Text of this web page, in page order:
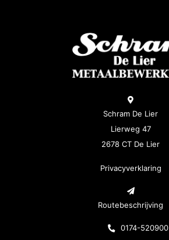
Schram De Lier
Lierweg 47
2678 CT De Lier
Privacyverklaring
Routebeschrijving
0174-520900